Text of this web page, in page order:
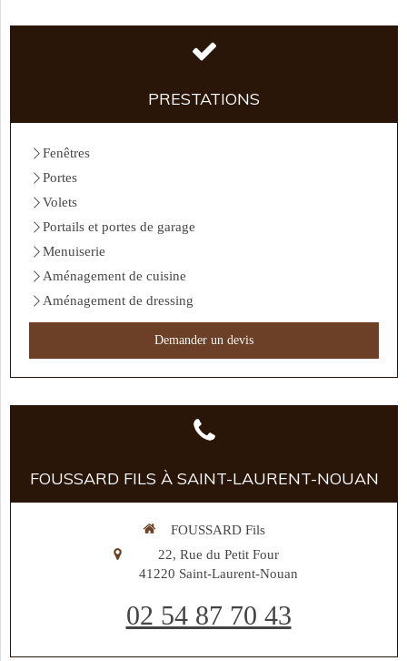
PRESTATIONS
Fenêtres
Portes
Volets
Portails et portes de garage
Menuiserie
Aménagement de cuisine
Aménagement de dressing
Demander un devis
FOUSSARD FILS À SAINT-LAURENT-NOUAN
FOUSSARD Fils
22, Rue du Petit Four
41220 Saint-Laurent-Nouan
02 54 87 70 43